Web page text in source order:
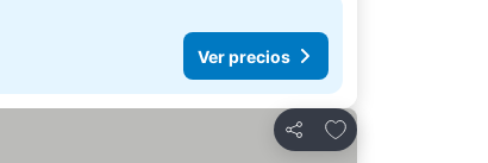
Ver precios
Compartir
Agregar a favoritos